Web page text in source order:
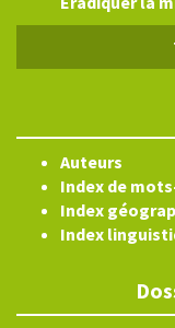
Auteurs
Index de
Index
Index